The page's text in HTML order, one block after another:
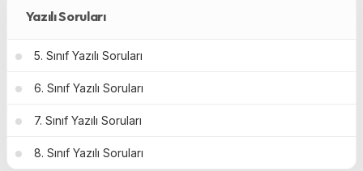
Yazılı Soruları
5. Sınıf Yazılı Soruları
6. Sınıf Yazılı Soruları
7. Sınıf Yazılı Soruları
8. Sınıf Yazılı Soruları